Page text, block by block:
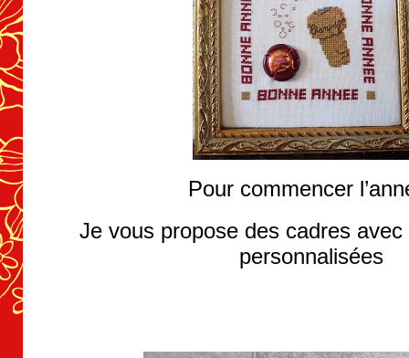
Pour commencer
Je vous propose des cadres
personnalisées